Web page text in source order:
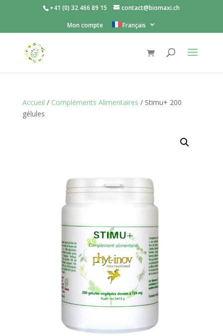
+41 (0) 32 466 89 15 contact@biomaxi.ch
Mon compte Français
Accueil / Compléments Alimentaires / Stimu+ 200
gélules